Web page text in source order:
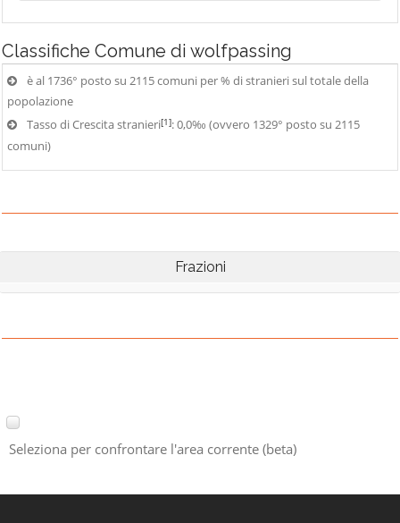
Classifiche Comune di wolfpassing
è al 1736° posto su 2115 comuni per % di stranieri sul totale della
popolazione
Tasso di Crescita stranieri[1]: 0,0‰ (ovvero 1329° posto su 2115
comuni)
Frazioni
Seleziona per confrontare l'area corrente (beta)